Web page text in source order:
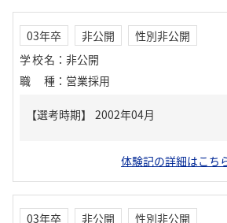
03年卒 非公開
性別非公開
学校名 ： 非公開
職種 ： 営業採用
体験記の詳細はこち
03年卒 非公開
性別非公開